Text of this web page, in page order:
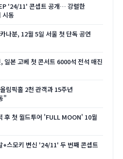
'24/11' 콘셉트 공개… 강렬한
시동
나분, 12월 5일 서울 첫 단독 공연
일본 고베 첫 콘서트 6000석 전석 매진
림픽홀 2천 관객과 15주년
"
후 첫 월드투어 'FULL MOON' 10월
+스모키 변신 '24/11' 두 번째 콘셉트